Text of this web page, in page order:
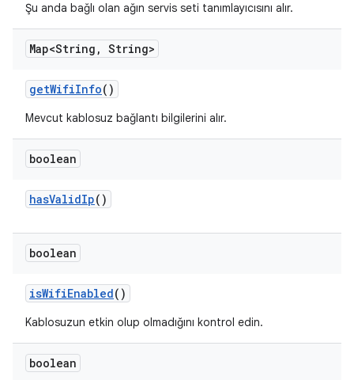
Şu anda bağlı olan ağın servis seti tanımlayıcısını alır.
Map<String , String>
getWifiInfo()
Mevcut kablosuz bağlantı bilgilerini alır.
boolean
hasValidIp()
boolean
isWifiEnabled()
Kablosuzun etkin olup olmadığını kontrol edin.
boolean